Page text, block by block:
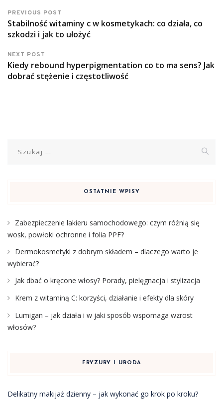
PREVIOUS POST
Stabilność witaminy c w kosmetykach: co działa, co
szkodzi i jak to ułożyć
NEXT POST
Kiedy rebound hyperpigmentation co to ma sens? Jak
dobrać stężenie i częstotliwość
OSTATNIE WPISY
Zabezpieczenie lakieru samochodowego: czym różnią się
wosk, powłoki ochronne i folia PPF?
Dermokosmetyki z dobrym składem – dlaczego warto je
wybierać?
Jak dbać o kręcone włosy? Porady, pielęgnacja i stylizacja
Krem z witaminą C: korzyści, działanie i efekty dla skóry
Lumigan – jak działa i w jaki sposób wspomaga wzrost
włosów?
FRYZURY I URODA
Delikatny makijaż dzienny – jak wykonać go krok po kroku?